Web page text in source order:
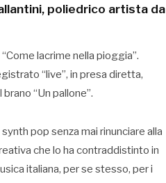
poliedrico artista da
lacrime nella pioggia”.
“live”, in presa diretta,
“Un pallone”.
pop senza mai rinunciare alla
che lo ha contraddistinto in
italiana, per se stesso, per i